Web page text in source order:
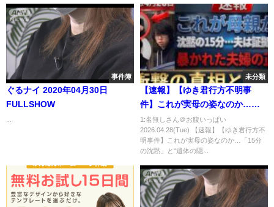
事件簿
ぐるナイ 2020年04月30日
FULLSHOW
未分類
【速報】【ゆき君行方不明事
件】これが実母の姿なのか…
「15分の沈黙」と“遺体の隠し
方”検索で暴かれた、夫婦の戦慄
の共犯関係
1:名無しさん＠お腹いっぱい
2026.04.28(Tue) 【速報】【ゆき君行方不
明事件】これが実母の姿なのか…「15分
の沈黙」と“遺体の隠...